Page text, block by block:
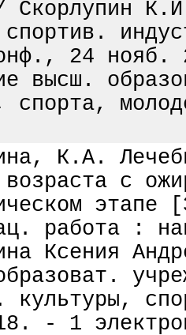
Скорлупин
спортив.
24
высш.
спорта,
К.А.
возраста с
работа :
Ксения
культуры,
- 1